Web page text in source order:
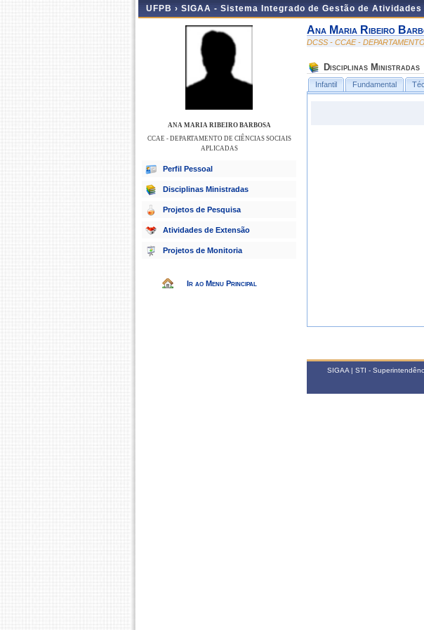
UFPB › SIGAA - Sistema Integrado de Gestão de
ANA MARIA RIBEIRO BARBOSA
CCAE - DEPARTAMENTO DE CIÊNCIAS SOCIAIS
APLICADAS
Perfil Pessoal
Disciplinas Ministradas
Projetos de Pesquisa
Atividades de Extensão
Projetos de Monitoria
Ir ao Menu Principal
Ana Maria Ribeiro
DCSS - CCAE -
Disciplinas Ministradas
Infantil Fundamental
SIGAA | STI -